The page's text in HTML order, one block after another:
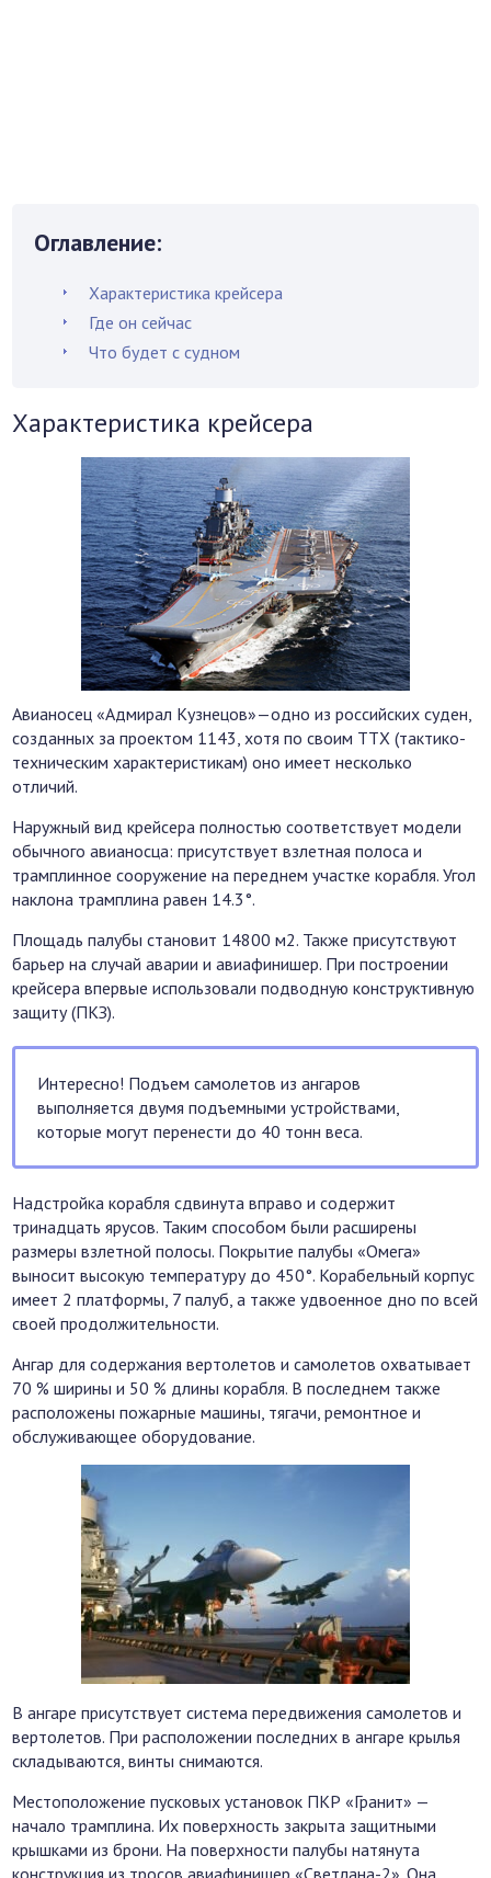
Оглавление:
Характеристика крейсера
Где он сейчас
Что будет с судном
Характеристика крейсера
Авианосец «Адмирал Кузнецов»—одно из российских суден,
созданных за проектом 1143, хотя по своим ТТХ (тактико-
техническим характеристикам) оно имеет несколько
отличий.
Наружный вид крейсера полностью соответствует модели
обычного авианосца: присутствует взлетная полоса и
трамплинное сооружение на переднем участке корабля. Угол
наклона трамплина равен 14.3°.
Площадь палубы становит 14800 м2. Также присутствуют
барьер на случай аварии и авиафинишер. При построении
крейсера впервые использовали подводную конструктивную
защиту (ПКЗ).
Интересно! Подъем самолетов из ангаров
выполняется двумя подъемными устройствами,
которые могут перенести до 40 тонн веса.
Надстройка корабля сдвинута вправо и содержит
тринадцать ярусов. Таким способом были расширены
размеры взлетной полосы. Покрытие палубы «Омега»
выносит высокую температуру до 450°. Корабельный корпус
имеет 2 платформы, 7 палуб, а также удвоенное дно по всей
своей продолжительности.
Ангар для содержания вертолетов и самолетов охватывает
70 % ширины и 50 % длины корабля. В последнем также
расположены пожарные машины, тягачи, ремонтное и
обслуживающее оборудование.
В ангаре присутствует система передвижения самолетов и
вертолетов. При расположении последних в ангаре крылья
складываются, винты снимаются.
Местоположение пусковых установок ПКР «Гранит» —
начало трамплина. Их поверхность закрыта защитными
крышками из брони. На поверхности палубы натянута